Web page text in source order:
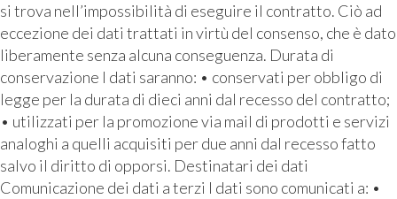
si trova nell’impossibilità di eseguire il contratto. Ciò ad
eccezione dei dati trattati in virtù del consenso, che è dato
liberamente senza alcuna conseguenza. Durata di
conservazione I dati saranno: • conservati per obbligo di
legge per la durata di dieci anni dal recesso del contratto;
• utilizzati per la promozione via mail di prodotti e servizi
analoghi a quelli acquisiti per due anni dal recesso fatto
salvo il diritto di opporsi. Destinatari dei dati
Comunicazione dei dati a terzi I dati sono comunicati a: •